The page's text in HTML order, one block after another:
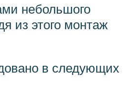
небольшого
из этого монтаж
в следующих